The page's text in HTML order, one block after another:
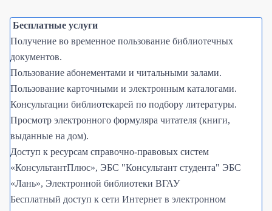
Бесплатные услуги
Получение во временное пользование библиотечных
документов.
Пользование абонементами и читальными залами.
Пользование карточными и электронным каталогами.
Консультации библиотекарей по подбору литературы.
Просмотр электронного формуляра читателя (книги,
выданные на дом).
Доступ к ресурсам справочно-правовых систем
«КонсультантПлюс», ЭБС "Консультант студента" ЭБС
«Лань», Электронной библиотеки ВГАУ
Бесплатный доступ к сети Интернет в электронном